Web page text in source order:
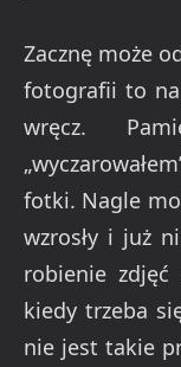
Zacznę może
fotografii to
wręcz.
fotki. Nagle
wzrosły i już
robienie zdjęć
kiedy trzeba
nie jest takie